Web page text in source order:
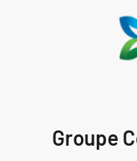
Groupe